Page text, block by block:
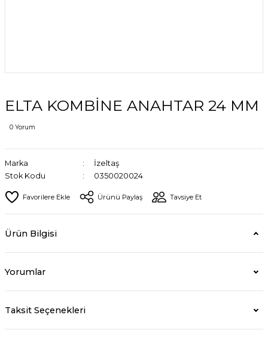
ELTA KOMBİNE ANAHTAR 24 MM
0 Yorum
Marka
İzeltaş
Stok Kodu
0350020024
Ürünü Paylaş Tavsiye Et
Ürün Bilgisi
Yorumlar
Taksit Seçenekleri